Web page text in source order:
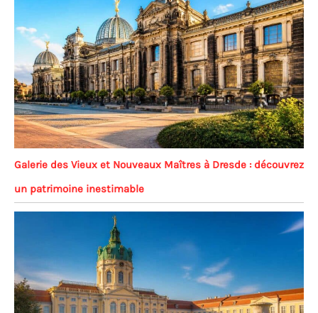
Galerie des Vieux et Nouveaux Maîtres à Dresde : découvrez
un patrimoine inestimable